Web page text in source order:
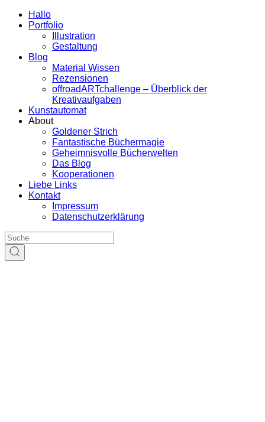
Hallo
Portfolio
Illustration
Gestaltung
Blog
Material Wissen
Rezensionen
offroadARTchallenge – Überblick der
Kreativaufgaben
Kunstautomat
About
Goldener Strich
Fantastische Büchermagie
Geheimnisvolle Bücherwelten
Das Blog
Kooperationen
Liebe Links
Kontakt
Impressum
Datenschutzerklärung